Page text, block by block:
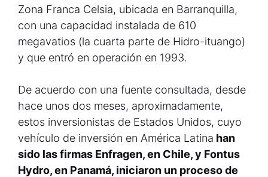
Zona Franca Celsia, ubicada en Barranquilla,
con una capacidad instalada de 610
megavatios (la cuarta parte de Hidro-ituango)
y que entró en operación en 1993.
De acuerdo con una fuente consultada, desde
hace unos dos meses, aproximadamente,
estos inversionistas de Estados Unidos, cuyo
vehículo de inversión en América Latina han
sido las firmas Enfragen, en Chile, y Fontus
Hydro, en Panamá, iniciaron un proceso de